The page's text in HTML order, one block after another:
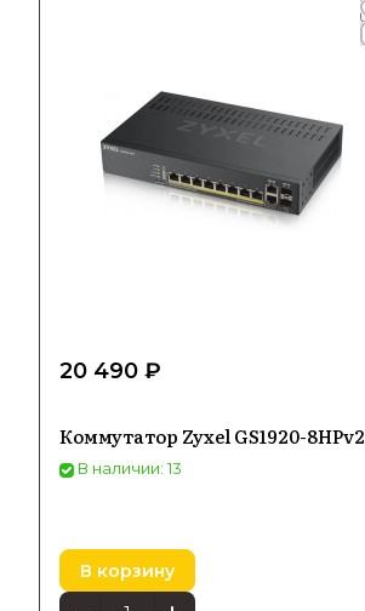
20 490 ₽
Коммутатор Zyxel GS1920-8HPv2
В наличии: 13
В корзину